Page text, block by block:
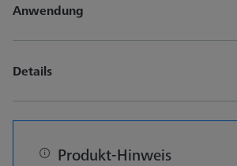
Anwendung
Details
Produkt-Hinweis